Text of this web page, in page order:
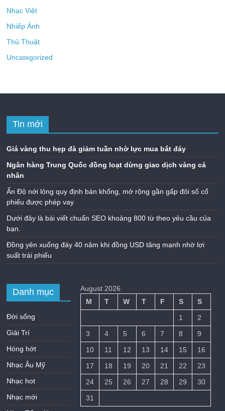
Nhạc Việt
Nhiếp Ảnh
Thủ Thuật
Uncategorized
Tin mới
Giá vàng thu hẹp đà giảm tuần nhờ lực mua bắt đáy
Ngân hàng Trung Quốc đồng loạt dừng giao dịch vàng cá
nhân
Ấn Độ nới lỏng quy định bán khống, mở rộng gần gấp đôi số cổ
phiếu được phép vay
Dưới đây là bài viết chuẩn SEO khoảng 800 từ theo yêu cầu của
bạn.
Đồng yên xuống đáy 40 năm khi đồng USD tăng mạnh nhờ lợi
suất trái phiếu
Danh mục
Đời sống
Giải Trí
Hóng hớt
Nhạc Âu Mỹ
Nhạc hot
Nhạc mới
August 2026
M
T W T F S
S
1
2
3
4 5 6 7 8
9
10
11 12 13 14 15
16
17
18 19 20 21 22
23
24
25 26 27 28 29
30
31